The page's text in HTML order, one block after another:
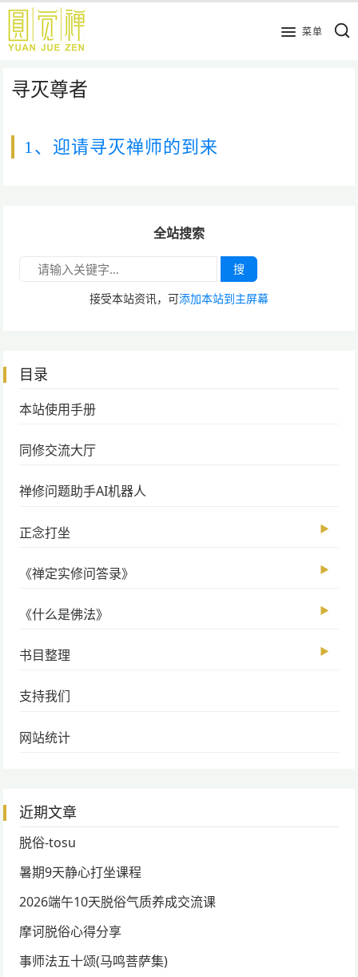
跳
主
菜单
寻灭尊者
1、迎请寻灭禅师的到来
全站搜索
搜
接受本站资讯，可添加本站到主屏幕
目录
本站使用手册
同修交流大厅
禅修问题助手AI机器人
正念打坐 ▶
《禅定实修问答录》 ▶
《什么是佛法》 ▶
书目整理 ▶
支持我们
网站统计
近期文章
脱俗-tosu
暑期9天静心打坐课程
2026端午10天脱俗气质养成交流课
摩诃脱俗心得分享
事师法五十颂(马鸣菩萨集)